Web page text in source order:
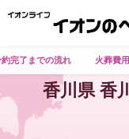
約完了までの流れ 火葬費
香川県 香